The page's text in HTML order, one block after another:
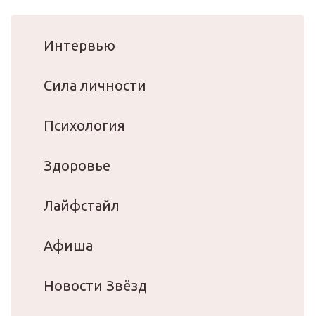
Интервью
Сила личности
Психология
Здоровье
Лайфстайл
Афиша
Новости Звёзд